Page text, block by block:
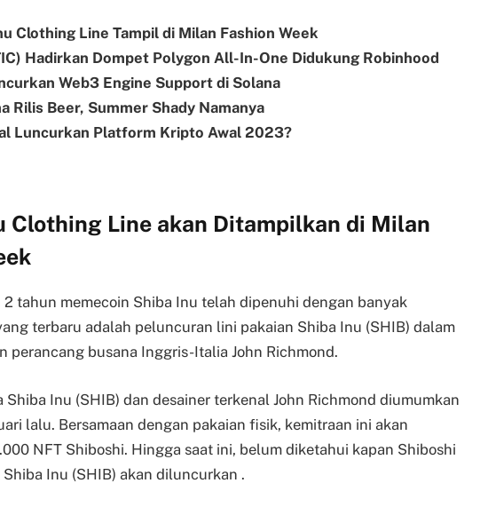
Clothing Line Tampil di Milan Fashion Week
Hadirkan Dompet Polygon All-In-One Didukung Robinhood
Web3 Engine Support di Solana
Rilis Beer, Summer Shady Namanya
Luncurkan Platform Kripto Awal 2023?
Clothing Line akan Ditampilkan di Milan
2 tahun memecoin Shiba Inu telah dipenuhi dengan banyak
terbaru adalah peluncuran lini pakaian Shiba Inu (SHIB) dalam
perancang busana Inggris-Italia John Richmond.
Shiba Inu (SHIB) dan desainer terkenal John Richmond diumumkan
lalu. Bersamaan dengan pakaian fisik, kemitraan ini akan
NFT Shiboshi. Hingga saat ini, belum diketahui kapan Shiboshi
Inu (SHIB) akan diluncurkan .